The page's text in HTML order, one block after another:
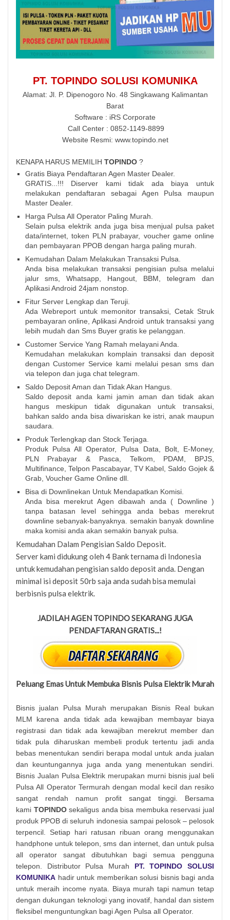
PT. TOPINDO SOLUSI KOMUNIKA
Alamat: Jl. P. Dipenogoro No. 48 Singkawang Kalimantan
Barat
Software : iRS Corporate
Call Center : 0852-1149-8899
Website Resmi: www.topindo.net
KENAPA HARUS MEMILIH TOPINDO ?
Gratis Biaya Pendaftaran Agen Master Dealer.
GRATIS...!!! Diserver kami tidak ada biaya untuk
melakukan pendaftaran sebagai Agen Pulsa maupun
Master Dealer.
Harga Pulsa All Operator Paling Murah.
Selain pulsa elektrik anda juga bisa menjual pulsa paket
data/internet, token PLN prabayar, voucher game online
dan pembayaran PPOB dengan harga paling murah.
Kemudahan Dalam Melakukan Transaksi Pulsa.
Anda bisa melakukan transaksi pengisian pulsa melalui
jalur sms, Whatsapp, Hangout, BBM, telegram dan
Aplikasi Android 24jam nonstop.
Fitur Server Lengkap dan Teruji.
Ada Webreport untuk memonitor transaksi, Cetak Struk
pembayaran online, Aplikasi Android untuk transaksi yang
lebih mudah dan Sms Buyer gratis ke pelanggan.
Customer Service Yang Ramah melayani Anda.
Kemudahan melakukan komplain transaksi dan deposit
dengan Customer Service kami melalui pesan sms dan
via telepon dan juga chat telegram.
Saldo Deposit Aman dan Tidak Akan Hangus.
Saldo deposit anda kami jamin aman dan tidak akan
hangus meskipun tidak digunakan untuk transaksi,
bahkan saldo anda bisa diwariskan ke istri, anak maupun
saudara.
Produk Terlengkap dan Stock Terjaga.
Produk Pulsa All Operator, Pulsa Data, Bolt, E-Money,
PLN Prabayar & Pasca, Telkom, PDAM, BPJS,
Multifinance, Telpon Pascabayar, TV Kabel, Saldo Gojek &
Grab, Voucher Game Online dll.
Bisa di Downlinekan Untuk Mendapatkan Komisi.
Anda bisa merekrut Agen dibawah anda ( Downline )
tanpa batasan level sehingga anda bebas merekrut
downline sebanyak-banyaknya. semakin banyak downline
maka komisi anda akan semakin banyak pulsa.
Kemudahan Dalam Pengisian Saldo Deposit.
Server kami didukung oleh 4 Bank ternama di Indonesia
untuk kemudahan pengisian saldo deposit anda. Dengan
minimal isi deposit 50rb saja anda sudah bisa memulai
berbisnis pulsa elektrik.
JADILAH AGEN TOPINDO SEKARANG JUGA
PENDAFTARAN GRATIS...!
Peluang Emas Untuk Membuka Bisnis Pulsa Elektrik Murah
Bisnis jualan Pulsa Murah merupakan Bisnis Real bukan
MLM karena anda tidak ada kewajiban membayar biaya
registrasi dan tidak ada kewajiban merekrut member dan
tidak pula diharuskan membeli produk tertentu jadi anda
bebas menentukan sendiri berapa modal untuk anda jualan
dan keuntungannya juga anda yang menentukan sendiri.
Bisnis Jualan Pulsa Elektrik merupakan murni bisnis jual beli
Pulsa All Operator Termurah dengan modal kecil dan resiko
sangat rendah namun profit sangat tinggi. Bersama
kami TOPINDOsekaligus anda bisa membuka reservasi jual
produk PPOB di seluruh indonesia sampai pelosok – pelosok
terpencil. Setiap hari ratusan ribuan orang menggunakan
handphone untuk telepon, sms dan internet, dan untuk pulsa
all operator sangat dibutuhkan bagi semua pengguna
telepon. Distributor Pulsa Murah PT. TOPINDO SOLUSI
KOMUNIKA hadir untuk memberikan solusi bisnis bagi anda
untuk meraih income nyata. Biaya murah tapi namun tetap
dengan dukungan teknologi yang inovatif, handal dan sistem
fleksibel menguntungkan bagi Agen Pulsa all Operator.